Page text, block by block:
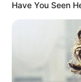
ΡΟΗ ΤΩΝ
Moderna
Have You Seen